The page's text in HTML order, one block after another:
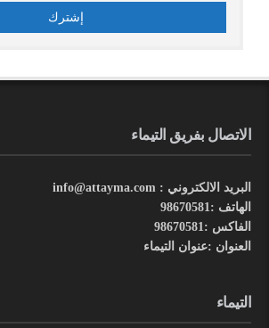
الاتصال بفريق التيماء
البريد الالكتروني : info@attayma.com
الهاتف :98670581
الفاكس :98670581
العنوان :عنوان التيماء
التيماء